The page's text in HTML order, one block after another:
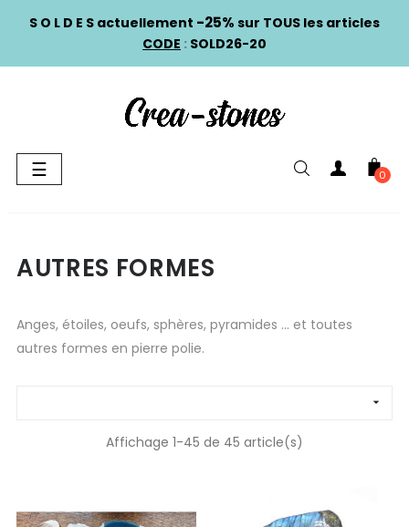
S O L D E S actuellement -25% sur TOUS les articles
CODE : SOLD26-20
Basculer
la
☰ 0
AUTRES FORMES
Anges, étoiles, oeufs, sphères, pyramides ... et toutes
autres formes en pierre polie.

Affichage 1-45 de 45 article(s)